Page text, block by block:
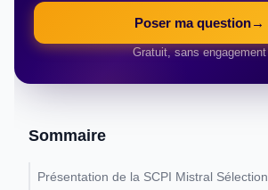
Poser ma question→
Gratuit, sans engagement
Sommaire
Présentation de la SCPI Mistral Sélection